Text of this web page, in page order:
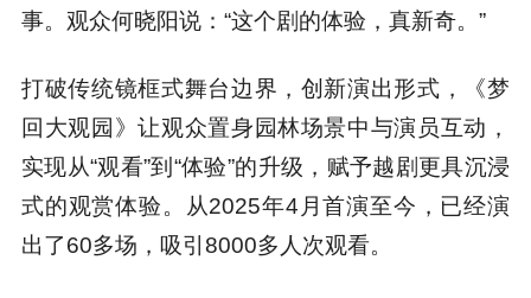
事。观众何晓阳说：“这个剧的体验，真新奇。”
打破传统镜框式舞台边界，创新演出形式，《梦
回大观园》让观众置身园林场景中与演员互动，
实现从“观看”到“体验”的升级，赋予越剧更具沉浸
式的观赏体验。从2025年4月首演至今，已经演
出了60多场，吸引8000多人次观看。